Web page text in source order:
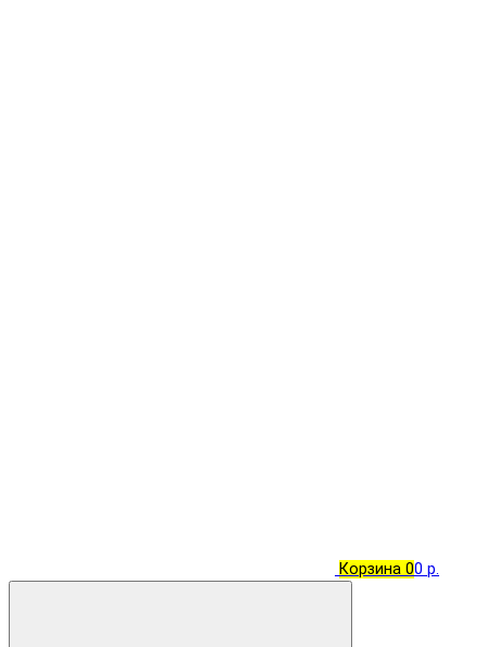
Корзина 00 р.